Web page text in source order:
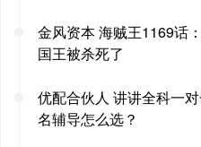
金风资本 海贼王1169话
国王被杀死了
优配合伙人 讲讲全科一
名辅导怎么选？